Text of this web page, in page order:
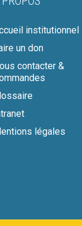
institutionnel
un don
contacter &
légales